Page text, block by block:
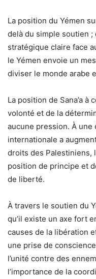
La position du Yémen
delà du simple soutien
stratégique claire face
le Yémen envoie un
diviser le monde arabe
La position de Sana’a
volonté et de la
aucune pression. À une
internationale a
droits des Palestiniens,
position de principe et
de liberté.
À travers le soutien du
qu’il existe un axe fort
causes de la libération
une prise de
l’unité contre des
l’importance de la